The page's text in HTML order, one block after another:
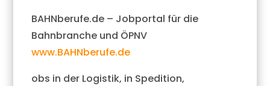
BAHNberufe.de – Jobportal für die
Bahnbranche und ÖPNV
www.BAHNberufe.de
obs in der Logistik, in Spedition,